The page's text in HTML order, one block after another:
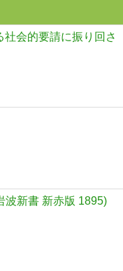
会的要請に振り回さ
波新書 新赤版 1895)